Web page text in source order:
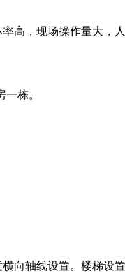
高，现场操作量大，
栋。
向轴线设置。楼梯设